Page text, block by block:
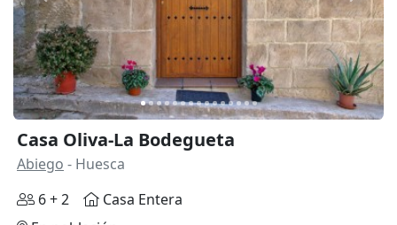
Casa Oliva-La Bodegueta
Abiego - Huesca
6 + 2
Casa Entera